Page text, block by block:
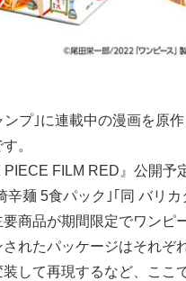
プ｣に連載中の漫画を原
。
FILM RED』公開予
辛麺 5食パック｣｢同 バリ
商品が期間限定でワンピ
れたパッケージはそれぞ
して再現するなど、ここ